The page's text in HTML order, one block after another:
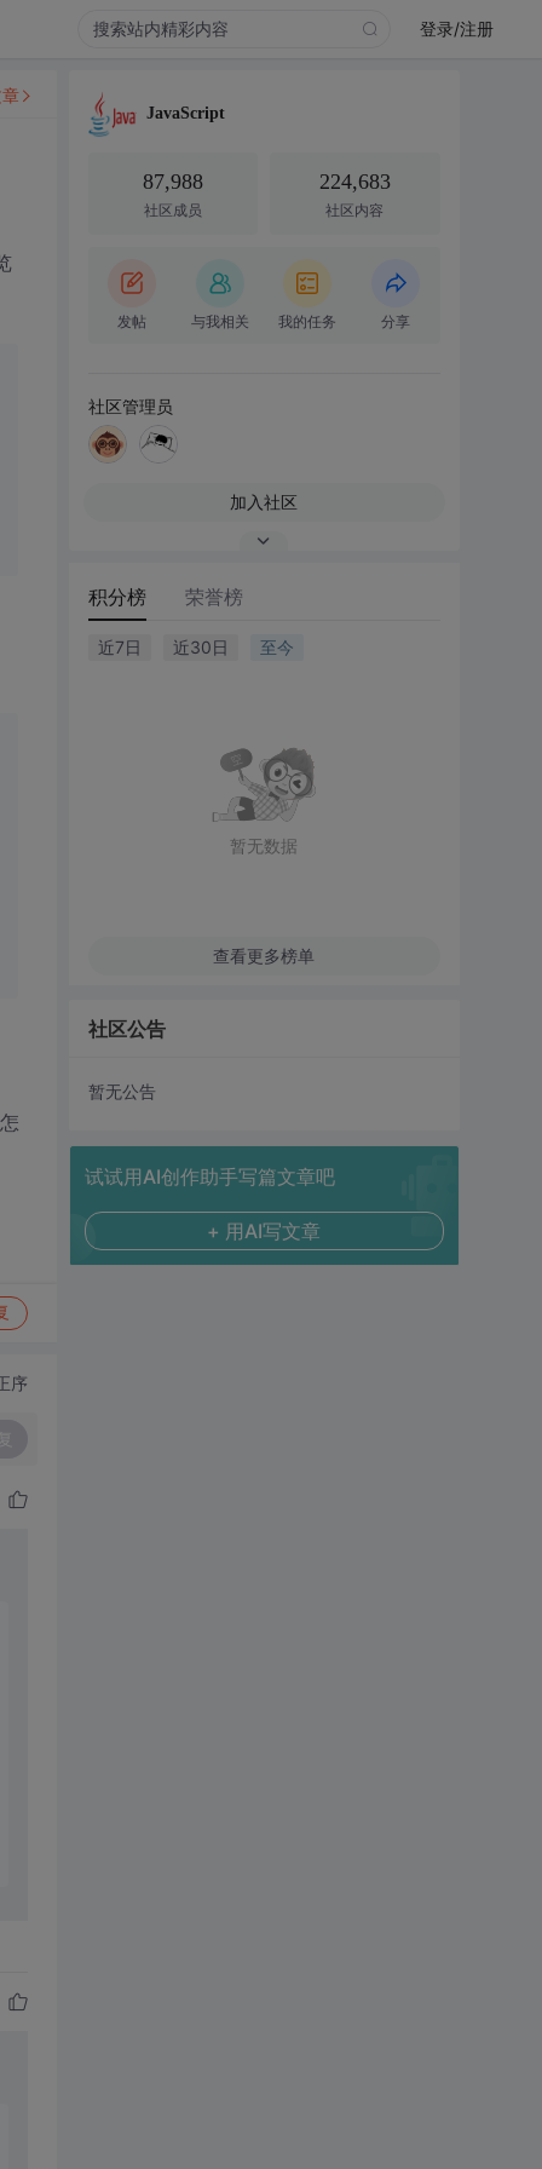
登录/注册
序
JavaScript
87,988
社区成员
224,683
社区内容
发帖 与我相关 我的任务 分享
社区管理员
加入社区
积分榜 荣誉榜
近7日 近30日 至今
暂无数据
查看更多榜单
社区公告
暂无公告
试试用AI创作助手写篇文章吧
+ 用AI写文章